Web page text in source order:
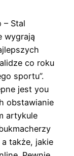
– Stal
wygrają
co roku
sportu”.
jest you
obstawianie
artykule
także, jakie